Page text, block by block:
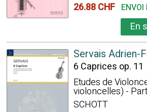
26.88 CHF
En
Servais Adrien-
6 Caprices op. 11
Etudes de
violoncelles) -
SCHOTT